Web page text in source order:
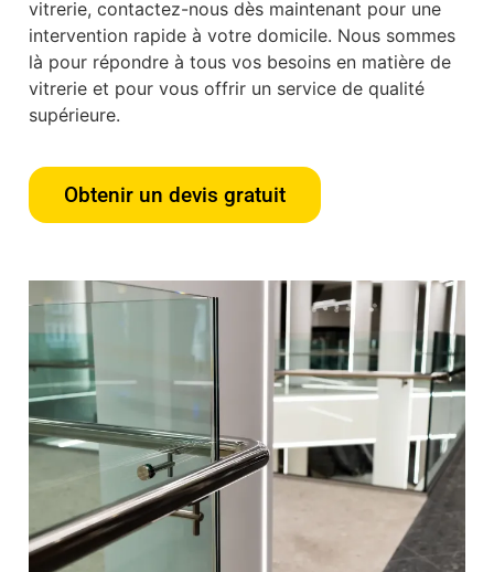
vitrerie, contactez-nous dès maintenant pour une
intervention rapide à votre domicile. Nous sommes
là pour répondre à tous vos besoins en matière de
vitrerie et pour vous offrir un service de qualité
supérieure.
Obtenir un devis gratuit